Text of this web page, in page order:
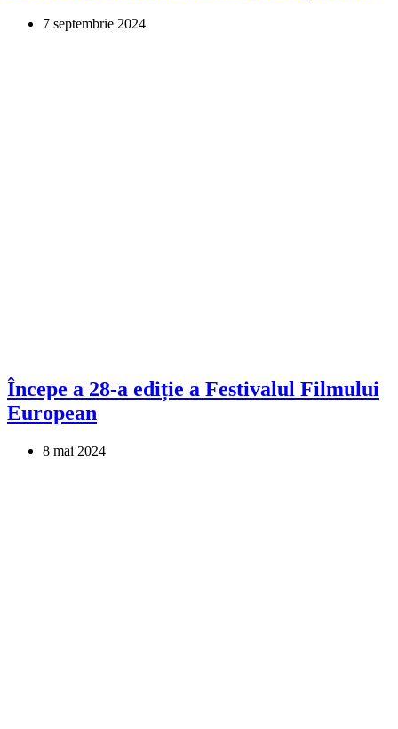
7 septembrie 2024
Începe a 28-a ediție a Festivalul Filmului
European
8 mai 2024